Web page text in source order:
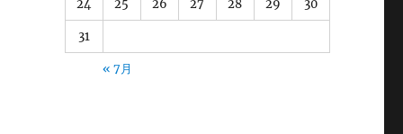
24 25 26 27 28 29 30
31
« 7月